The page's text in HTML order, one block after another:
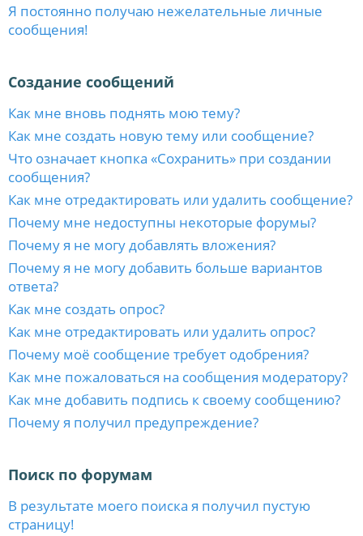
Я постоянно получаю нежелательные личные
сообщения!
Создание сообщений
Как мне вновь поднять мою тему?
Как мне создать новую тему или сообщение?
Что означает кнопка «Сохранить» при создании
сообщения?
Как мне отредактировать или удалить сообщение?
Почему мне недоступны некоторые форумы?
Почему я не могу добавлять вложения?
Почему я не могу добавить больше вариантов
ответа?
Как мне создать опрос?
Как мне отредактировать или удалить опрос?
Почему моё сообщение требует одобрения?
Как мне пожаловаться на сообщения модератору?
Как мне добавить подпись к своему сообщению?
Почему я получил предупреждение?
Поиск по форумам
В результате моего поиска я получил пустую
страницу!